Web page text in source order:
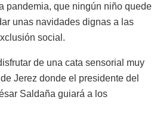
pandemia, que ningún niño quede
unas navidades dignas a las
social.
de una cata sensorial muy
Jerez donde el presidente del
Saldaña guiará a los